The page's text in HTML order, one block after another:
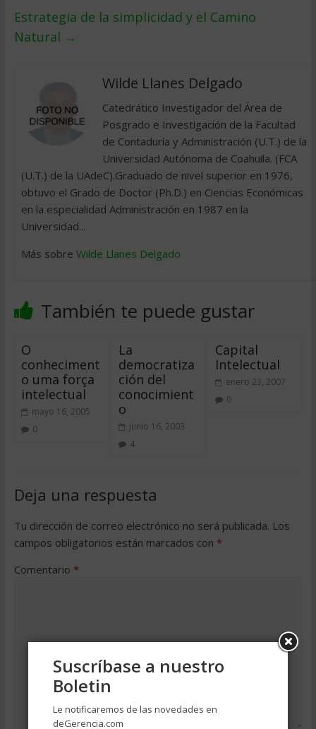
Estrategia de la simplicidad y el Camino
Natural →
Wilde Llanes Delgado
Catedrático Investigador del Área de
Posgrado e Investigación de la Facultad
de Contaduría y Administración (U.T.) de la
Universidad Autónoma de Coahuila. (FCA
(U.T.) de la UAdeC).Graduado de nivel superior en 1976,
obtuvo el Grado de Doctor (Ph.D.) en Ciencias Económicas
en la especialidad Administración en 1987 en la
Universidad...
Más sobre Wilde Llanes Delgado
También te puede gustar
O
conheciment
o uma força
intelectual
mayo 16, 2005
0
La
democratiza
ción del
conocimient
o
junio 16, 2003
4
Capital
Intelectual
enero 23, 2007
0
Deja una respuesta
Tu dirección de correo electrónico no será publicada. Los
campos obligatorios están marcados con *
Comentario *
Suscríbase a nuestro
Boletin
Le notificaremos de las novedades en
deGerencia.com